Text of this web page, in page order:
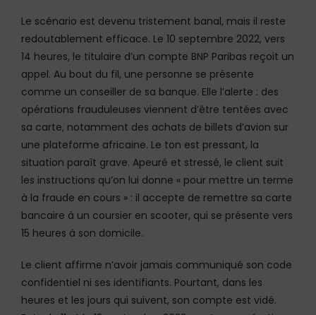
Le scénario est devenu tristement banal, mais il reste
redoutablement efficace. Le 10 septembre 2022, vers
14 heures, le titulaire d’un compte BNP Paribas reçoit un
appel. Au bout du fil, une personne se présente
comme un conseiller de sa banque. Elle l’alerte : des
opérations frauduleuses viennent d’être tentées avec
sa carte, notamment des achats de billets d’avion sur
une plateforme africaine. Le ton est pressant, la
situation paraît grave. Apeuré et stressé, le client suit
les instructions qu’on lui donne « pour mettre un terme
à la fraude en cours » : il accepte de remettre sa carte
bancaire à un coursier en scooter, qui se présente vers
15 heures à son domicile.
Le client affirme n’avoir jamais communiqué son code
confidentiel ni ses identifiants. Pourtant, dans les
heures et les jours qui suivent, son compte est vidé.